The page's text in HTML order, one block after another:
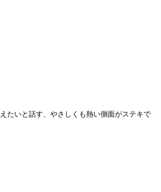
たいと話す、やさしくも熱い側面がステキで